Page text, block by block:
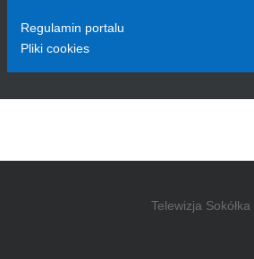
Regulamin portalu
Pliki cookies
Telewizja Sokółka